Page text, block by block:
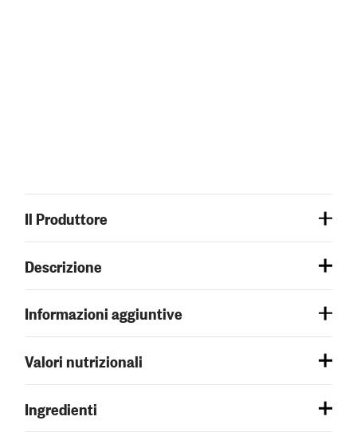
Il Produttore
Descrizione
Informazioni aggiuntive
Valori nutrizionali
Ingredienti